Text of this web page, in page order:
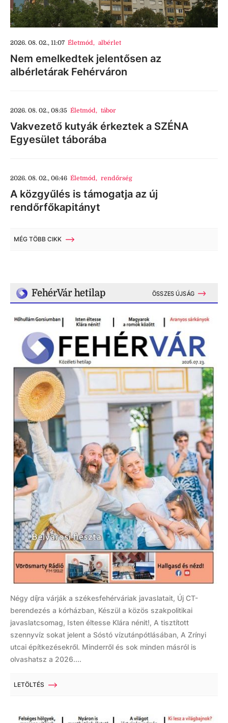
2026. 08. 02., 11:07 Életmód, albérlet
Nem emelkedtek jelentősen az
albérletárak Fehérváron
2026. 08. 02., 08:35 Életmód, tábor
Vakvezető kutyák érkeztek a SZÉNA
Egyesület táborába
2026. 08. 02., 06:46 Életmód, rendőrség
A közgyűlés is támogatja az új
rendőrfőkapitányt
MÉG TÖBB CIKK
FehérVár hetilap ÖSSZES ÚJSÁG
Négy díjra várják a székesfehérváriak javaslatait, Új CT-
berendezés a kórházban, Készül a közös szakpolitikai
javaslatcsomag, Isten éltesse Klára nénit!, A tisztított
szennyvíz sokat jelent a Sóstó vízutánpótlásában, A Zrínyi
utcai építkezésekről. Minderről és sok minden másról is
olvashatsz a 2026....
LETÖLTÉS